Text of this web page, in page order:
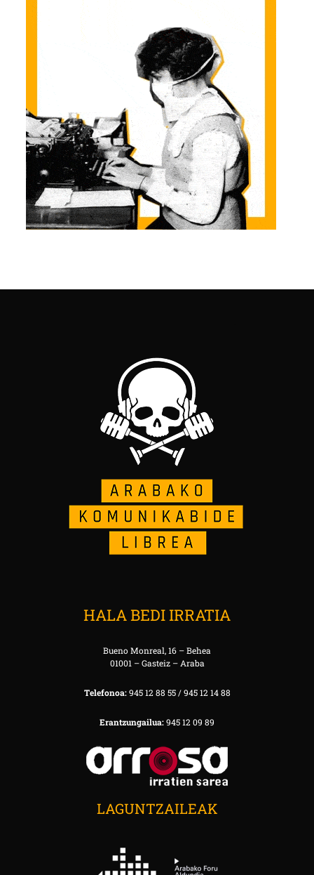
HALA BEDI IRRATIA
Bueno Monreal, 16 – Behea
01001 – Gasteiz – Araba
Telefonoa:945 12 88 55 / 945 12 14 88
Erantzungailua:945 12 09 89
LAGUNTZAILEAK